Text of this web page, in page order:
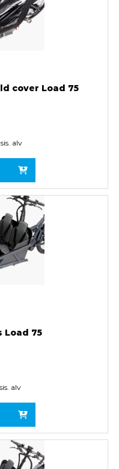
cover Load 75
sis. alv
Load 75
sis. alv